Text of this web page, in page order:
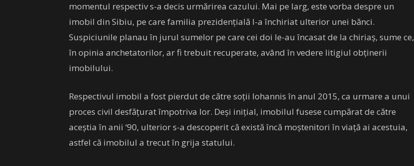
momentul respectiv s-a decis urmărirea cazului. Mai pe larg, este vorba despre un
imobil din Sibiu, pe care familia prezidențială l-a închiriat ulterior unei bănci.
Suspiciunile planau în jurul sumelor pe care cei doi le-au încasat de la chiriaș, sume ce,
în opinia anchetatorilor, ar fi trebuit recuperate, având în vedere litigiul obținerii
imobilului.
Respectivul imobil a fost pierdut de către soții Iohannis în anul 2015, ca urmare a unui
proces civil desfățurat împotriva lor. Deși inițial, imobilul fusese cumpărat de către
aceștia în anii ‘90, ulterior s-a descoperit că există încă moștenitori în viață ai acestuia,
astfel că imobilul a trecut în grija statului.